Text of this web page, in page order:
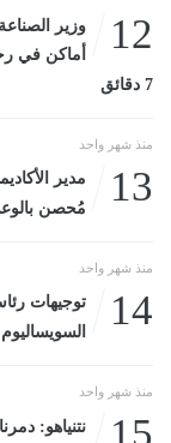
12
وزير
7 دقائق
منذ شهر واحد
13
مدير
مُحصن
منذ شهر واحد
14
توجيهات
السويساليوم الأحد، 28
منذ شهر واحد
15 نتنياهو: دمرنا نحو 90% من مخزون حزب